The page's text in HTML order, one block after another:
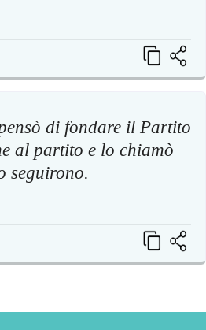
di fondare il Partito
al partito e lo chiamò
seguirono.